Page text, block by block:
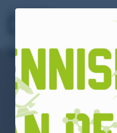
DAS
Op deze
programma van